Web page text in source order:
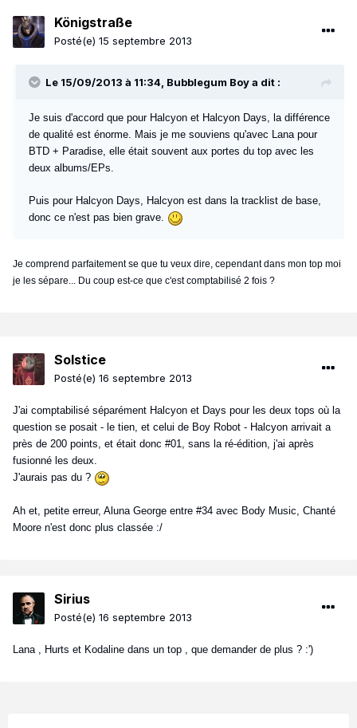
Königstraße
Posté(e) 15 septembre 2013
Le 15/09/2013 à 11:34, Bubblegum Boy a dit :
Je suis d'accord que pour Halcyon et Halcyon Days, la différence
de qualité est énorme. Mais je me souviens qu'avec Lana pour
BTD + Paradise, elle était souvent aux portes du top avec les
deux albums/EPs.
Puis pour Halcyon Days, Halcyon est dans la tracklist de base,
donc ce n'est pas bien grave.
Je comprend parfaitement se que tu veux dire, cependant dans mon top moi
je les sépare... Du coup est-ce que c'est comptabilisé 2 fois ?
Solstice
Posté(e) 16 septembre 2013
J'ai comptabilisé séparément Halcyon et Days pour les deux tops où la
question se posait - le tien, et celui de Boy Robot - Halcyon arrivait a
près de 200 points, et était donc #01, sans la ré-édition, j'ai après
fusionné les deux.
J'aurais pas du ?
Ah et, petite erreur, Aluna George entre #34 avec Body Music, Chanté
Moore n'est donc plus classée :/
Sirius
Posté(e) 16 septembre 2013
Lana , Hurts et Kodaline dans un top , que demander de plus ? :')